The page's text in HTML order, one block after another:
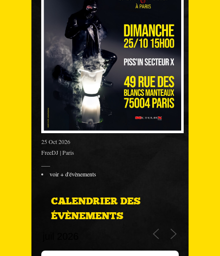
25 Oct 2026
FreeDJ | Paris
voir + d'évènements
CALENDRIER DES
ÉVÈNEMENTS